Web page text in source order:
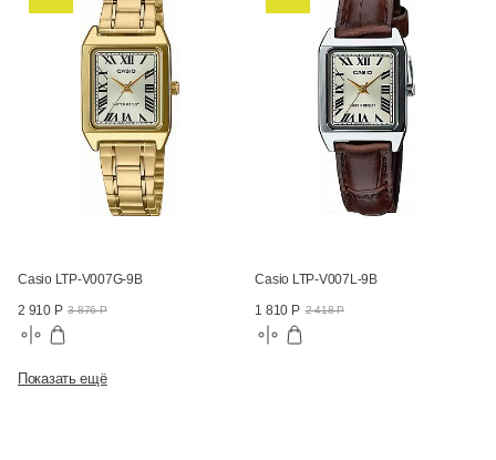
Casio LTP-V007G-9B
2 910 Р 3 876 Р
Casio LTP-V007L-9B
1 810 Р 2 418 Р
Показать ещё